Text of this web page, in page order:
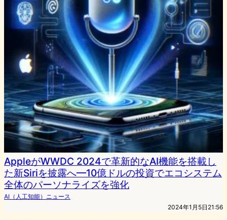
AppleがWWDC 2024で革新的なAI機能を搭載し
た新Siriを披露へ—10億ドルの投資でエコシステム
全体のパーソナライズを強化
AI（人工知能）ニュース
2024年1月5日21:56